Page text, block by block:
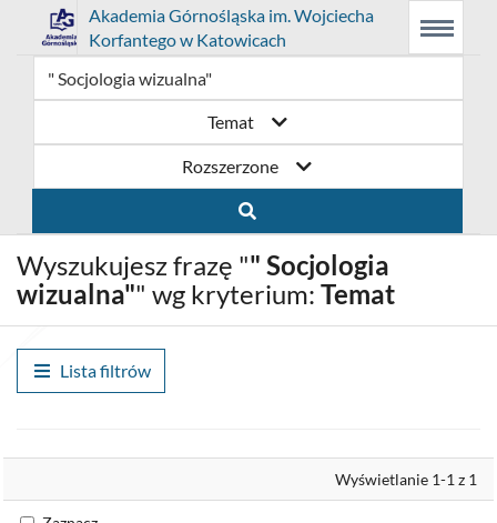
Menu
główne
Wyszukiwarka
Treść
główna
Przejdź
do
strony
domowej
biblioteki
Akademia
Górnośląska
im.
Wojciecha
w
Katowicach
Link
otwiera
się
w
nowym
oknie
Prolib
Integro
-
główna
Akademia Górnośląska im. Wojciecha
Korfantego w Katowicach
Menu
Temat
Rozszerzone
Wyszukujesz frazę "" Socjologia
wizualna"" wg kryterium: Temat
Lista filtrów
Wyświetlanie 1-1 z 1